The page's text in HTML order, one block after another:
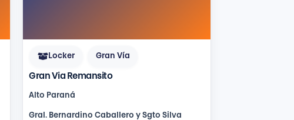
Locker Gran Vía
Gran Via Remansito
Alto Paraná
Gral. Bernardino Caballero y Sgto Silva